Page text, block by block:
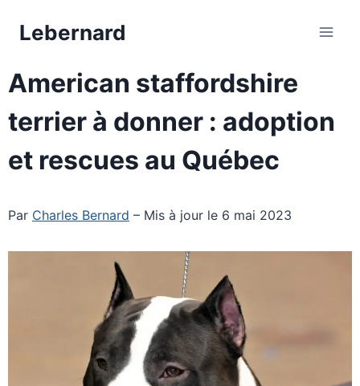
Lebernard
American staffordshire
terrier à donner : adoption
et rescues au Québec
Par Charles Bernard – Mis à jour le 6 mai 2023